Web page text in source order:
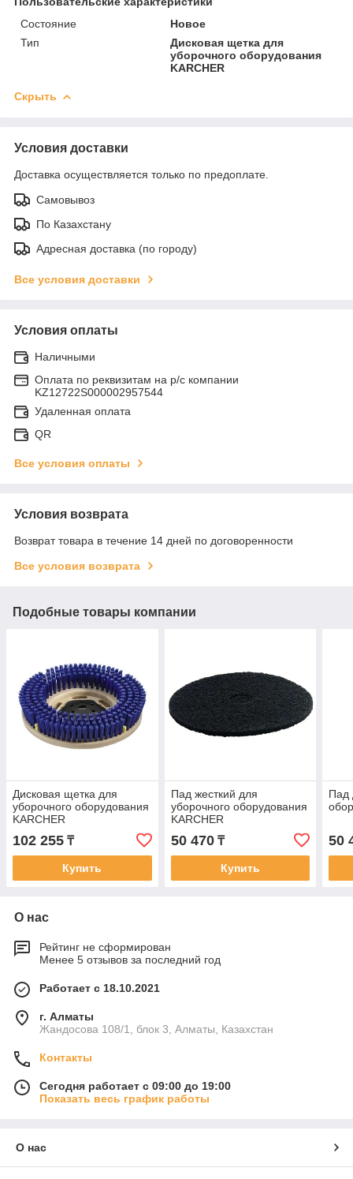
Состояние
Новое
Тип
Дисковая щетка для
уборочного оборудования
KARCHER
Скрыть
Условия доставки
Доставка осуществляется только по предоплате.
Самовывоз
По Казахстану
Адресная доставка (по городу)
Все условия доставки
Условия оплаты
Наличными
Оплата по реквизитам на р/с компании
KZ12722S000002957544
Удаленная оплата
QR
Все условия оплаты
Условия возврата
Возврат товара в течение 14 дней по договоренности
Все условия возврата
Подобные товары компании
Дисковая щетка для
уборочного оборудования
KARCHER
102 255 ₸
Купить
Пад жесткий для
уборочного оборудования
KARCHER
50 470₸
Купить
Пад
50
О нас
Рейтинг не сформирован
Менее 5 отзывов за последний год
Работает с 18.10.2021
г. Алматы
Жандосова 108/1, блок 3, Алматы, Казахстан
Контакты
Сегодня работает с 09:00 до 19:00
Показать весь график работы
О нас